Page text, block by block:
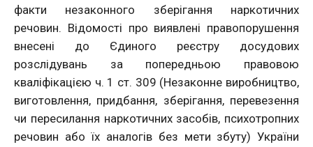
факти незаконного зберігання наркотичних
речовин. Відомості про виявлені правопорушення
внесені до Єдиного реєстру досудових
розслідувань за попередньою правовою
кваліфікацією ч. 1 ст. 309 (Незаконне виробництво,
виготовлення, придбання, зберігання, перевезення
чи пересилання наркотичних засобів, психотропних
речовин або їх аналогів без мети збуту) України